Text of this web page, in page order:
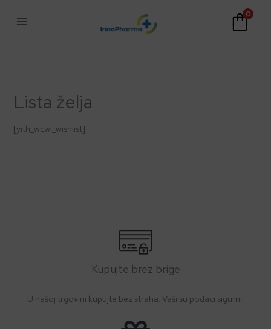
0
Lista želja
[yith_wcwl_wishlist]
Kupujte brez brige
U našoj trgovini kupujte bez straha. Vaši su podaci sigurni!